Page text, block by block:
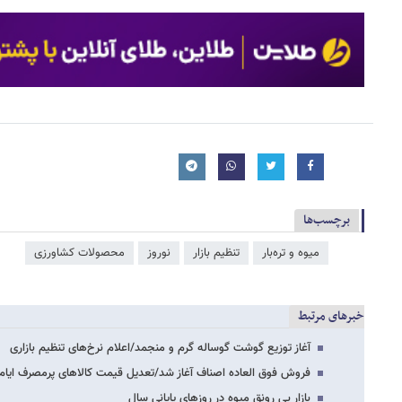
برچسب‌ها
میوه و تره‌بار تنظیم بازار نوروز محصولات کشاورزی
خبرهای مرتبط
آغاز توزیع گوشت گوساله گرم و منجمد/اعلام نرخ‌های تنظیم بازاری
فروش فوق العاده اصناف آغاز شد/تعدیل قیمت‌ کالاهای پرمصرف